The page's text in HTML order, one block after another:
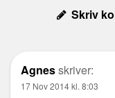
Skriv
Agnesskriver:
17 Nov 2014 kl. 8:03